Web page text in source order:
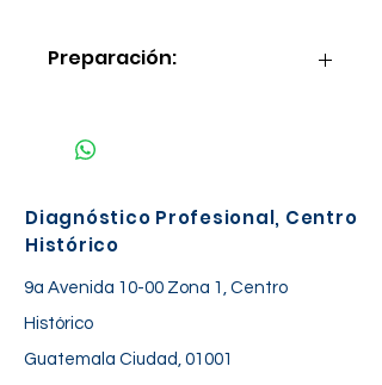
Preparación:
Diagnóstico Profesional, Centro
Histórico
9a Avenida 10-00 Zona 1, Centro
Histórico
Guatemala Ciudad, 01001